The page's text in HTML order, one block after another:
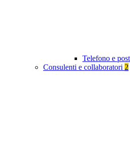
Telefono e
Consulenti e collaboratori 2